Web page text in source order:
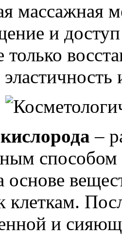
массажная
и
только
–
способом
основе
клеткам.
и